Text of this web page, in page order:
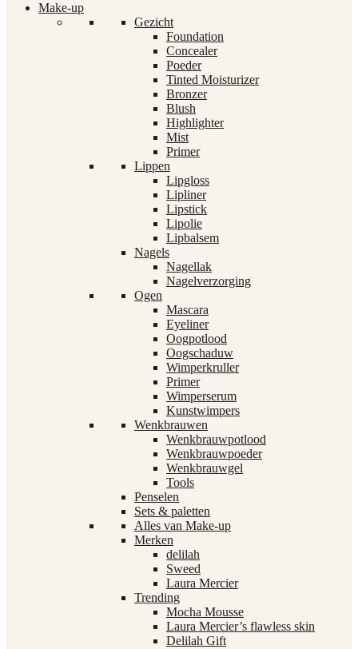
Make-up
Gezicht
Foundation
Concealer
Poeder
Tinted Moisturizer
Bronzer
Blush
Highlighter
Mist
Primer
Lippen
Lipgloss
Lipliner
Lipstick
Lipolie
Lipbalsem
Nagels
Nagellak
Nagelverzorging
Ogen
Mascara
Eyeliner
Oogpotlood
Oogschaduw
Wimperkruller
Primer
Wimperserum
Kunstwimpers
Wenkbrauwen
Wenkbrauwpotlood
Wenkbrauwpoeder
Wenkbrauwgel
Tools
Penselen
Sets & paletten
Alles van Make-up
Merken
delilah
Sweed
Laura Mercier
Trending
Mocha Mousse
Laura Mercier’s flawless skin
Delilah Gift